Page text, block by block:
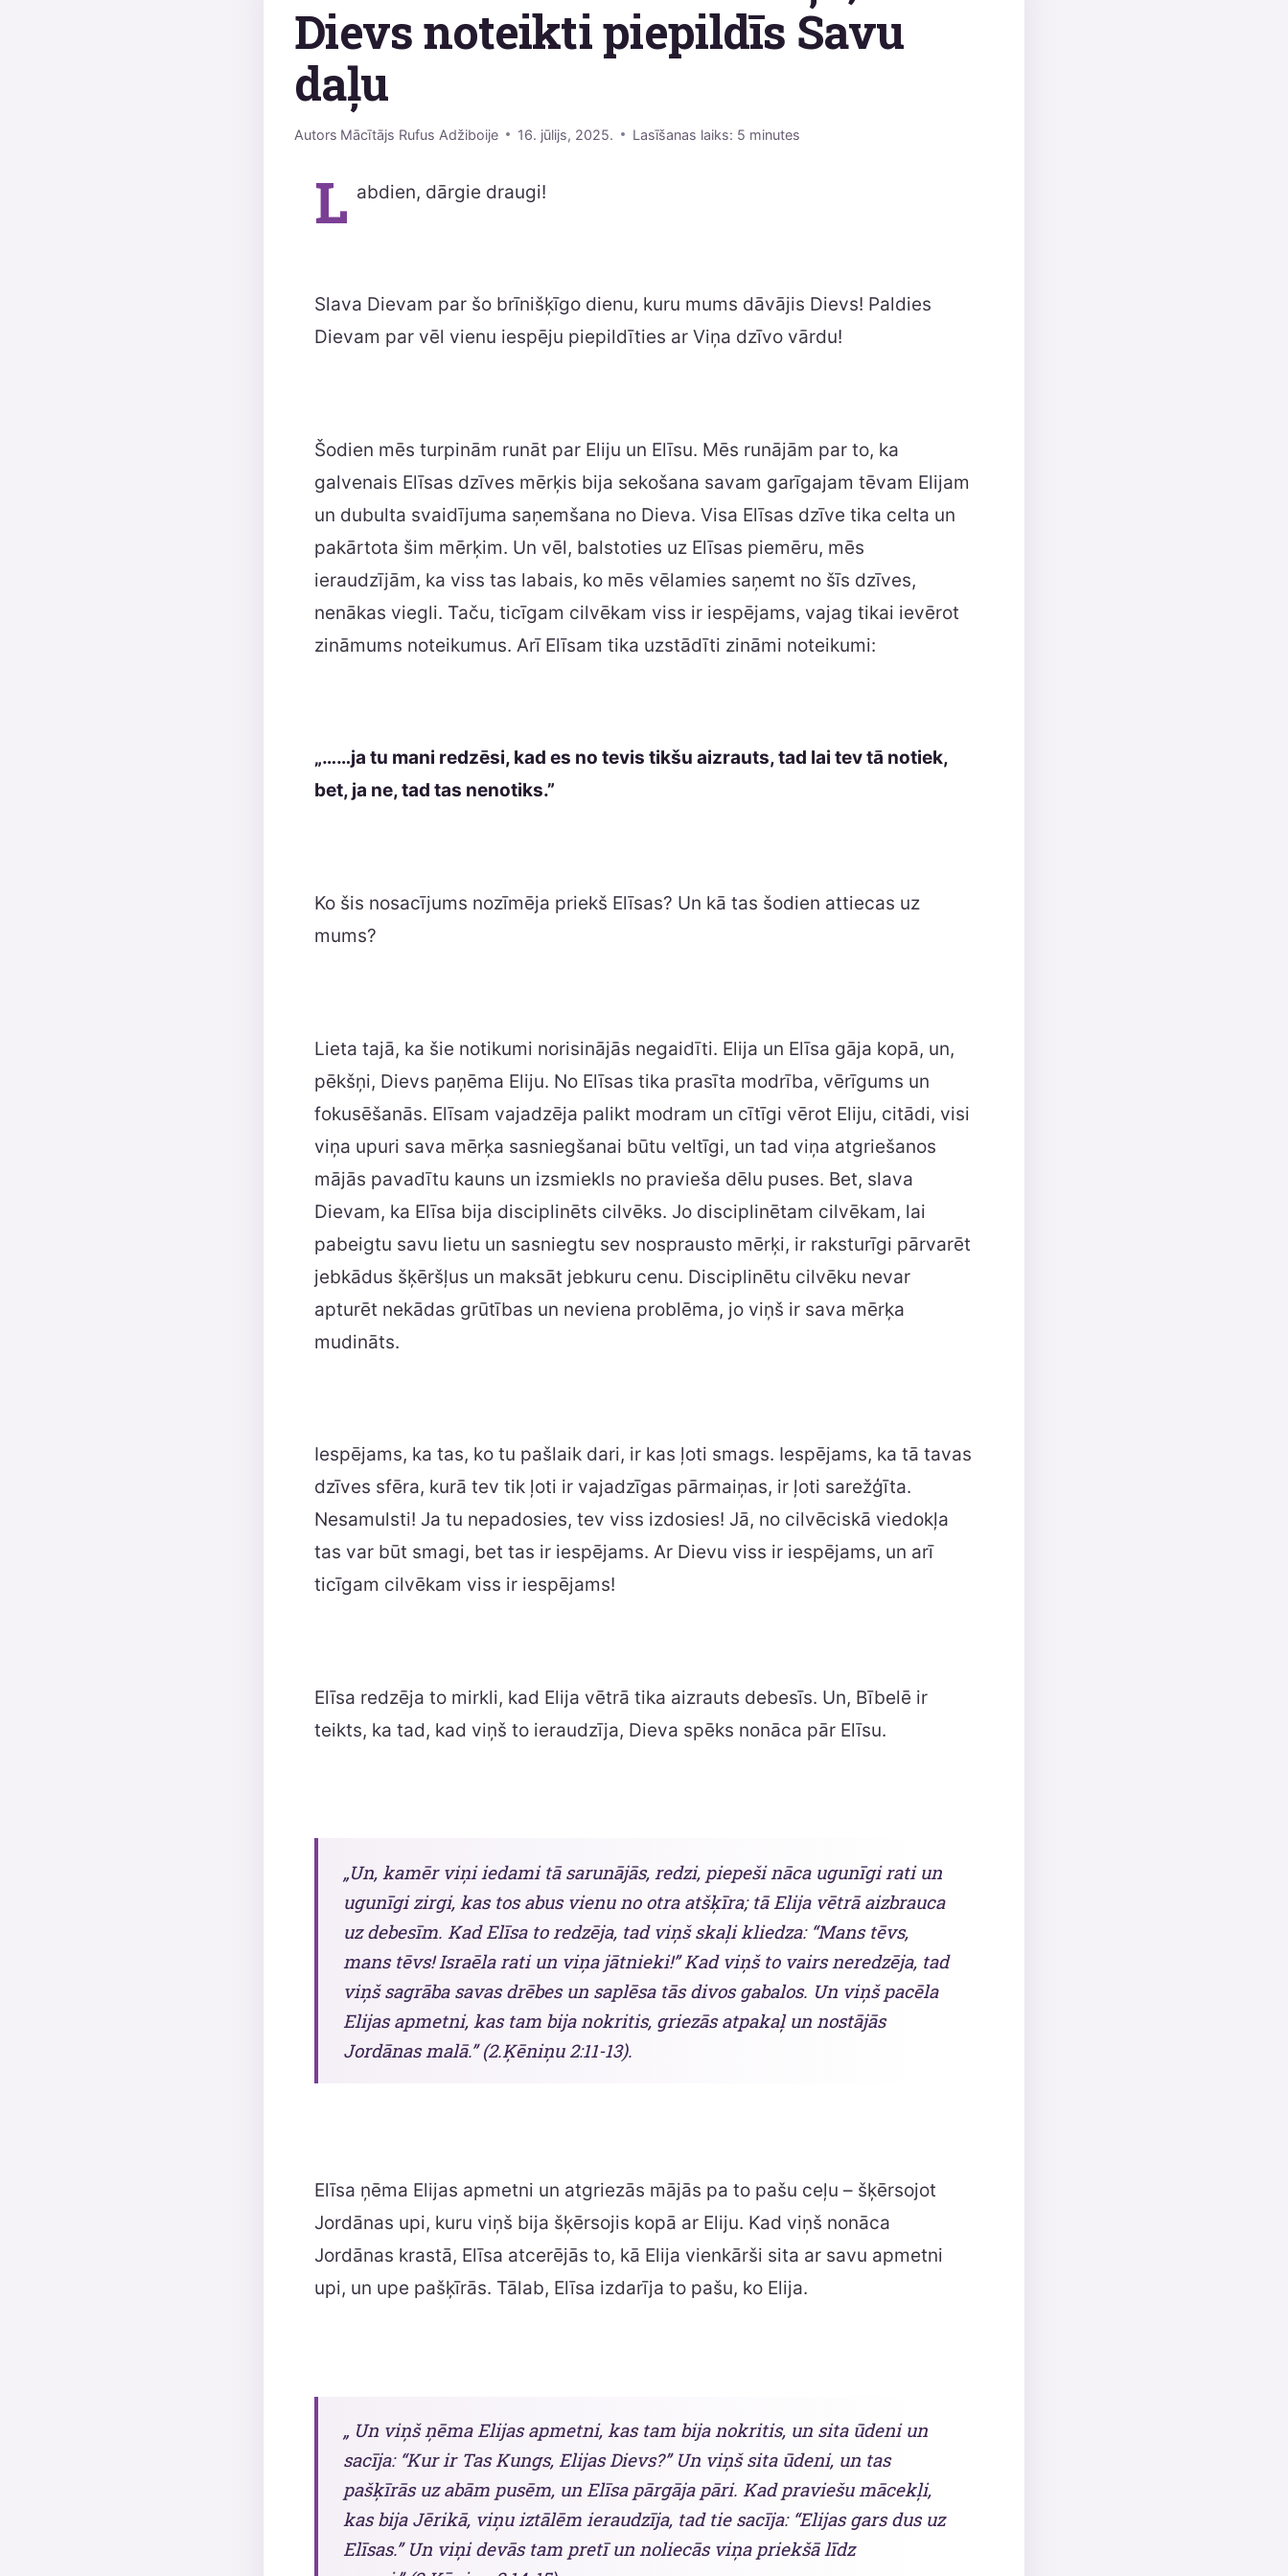
Dievs noteikti piepildīs Savu
daļu
Autors Mācītājs Rufus Adžiboije 16. jūlijs, 2025. Lasīšanas laiks: 5 minutes
L abdien, dārgie draugi!
Slava Dievam par šo brīnišķīgo dienu, kuru mums dāvājis Dievs! Paldies
Dievam par vēl vienu iespēju piepildīties ar Viņa dzīvo vārdu!
Šodien mēs turpinām runāt par Eliju un Elīsu. Mēs runājām par to, ka
galvenais Elīsas dzīves mērķis bija sekošana savam garīgajam tēvam Elijam
un dubulta svaidījuma saņemšana no Dieva. Visa Elīsas dzīve tika celta un
pakārtota šim mērķim. Un vēl, balstoties uz Elīsas piemēru, mēs
ieraudzījām, ka viss tas labais, ko mēs vēlamies saņemt no šīs dzīves,
nenākas viegli. Taču, ticīgam cilvēkam viss ir iespējams, vajag tikai ievērot
zināmums noteikumus. Arī Elīsam tika uzstādīti zināmi noteikumi:
„……ja tu mani redzēsi, kad es no tevis tikšu aizrauts, tad lai tev tā notiek,
bet, ja ne, tad tas nenotiks.”
Ko šis nosacījums nozīmēja priekš Elīsas? Un kā tas šodien attiecas uz
mums?
Lieta tajā, ka šie notikumi norisinājās negaidīti. Elija un Elīsa gāja kopā, un,
pēkšņi, Dievs paņēma Eliju. No Elīsas tika prasīta modrība, vērīgums un
fokusēšanās. Elīsam vajadzēja palikt modram un cītīgi vērot Eliju, citādi, visi
viņa upuri sava mērķa sasniegšanai būtu veltīgi, un tad viņa atgriešanos
mājās pavadītu kauns un izsmiekls no pravieša dēlu puses. Bet, slava
Dievam, ka Elīsa bija disciplinēts cilvēks. Jo disciplinētam cilvēkam, lai
pabeigtu savu lietu un sasniegtu sev nosprausto mērķi, ir raksturīgi pārvarēt
jebkādus šķēršļus un maksāt jebkuru cenu. Disciplinētu cilvēku nevar
apturēt nekādas grūtības un neviena problēma, jo viņš ir sava mērķa
mudināts.
Iespējams, ka tas, ko tu pašlaik dari, ir kas ļoti smags. Iespējams, ka tā tavas
dzīves sfēra, kurā tev tik ļoti ir vajadzīgas pārmaiņas, ir ļoti sarežģīta.
Nesamulsti! Ja tu nepadosies, tev viss izdosies! Jā, no cilvēciskā viedokļa
tas var būt smagi, bet tas ir iespējams. Ar Dievu viss ir iespējams, un arī
ticīgam cilvēkam viss ir iespējams!
Elīsa redzēja to mirkli, kad Elija vētrā tika aizrauts debesīs. Un, Bībelē ir
teikts, ka tad, kad viņš to ieraudzīja, Dieva spēks nonāca pār Elīsu.
„Un, kamēr viņi iedami tā sarunājās, redzi, piepeši nāca ugunīgi rati un
ugunīgi zirgi, kas tos abus vienu no otra atšķīra; tā Elija vētrā aizbrauca
uz debesīm. Kad Elīsa to redzēja, tad viņš skaļi kliedza: “Mans tēvs,
mans tēvs! Israēla rati un viņa jātnieki!” Kad viņš to vairs neredzēja, tad
viņš sagrāba savas drēbes un saplēsa tās divos gabalos. Un viņš pacēla
Elijas apmetni, kas tam bija nokritis, griezās atpakaļ un nostājās
Jordānas malā.” (2.Ķēniņu 2:11-13).
Elīsa ņēma Elijas apmetni un atgriezās mājās pa to pašu ceļu – šķērsojot
Jordānas upi, kuru viņš bija šķērsojis kopā ar Eliju. Kad viņš nonāca
Jordānas krastā, Elīsa atcerējās to, kā Elija vienkārši sita ar savu apmetni
upi, un upe pašķīrās. Tālab, Elīsa izdarīja to pašu, ko Elija.
„ Un viņš ņēma Elijas apmetni, kas tam bija nokritis, un sita ūdeni un
sacīja: “Kur ir Tas Kungs, Elijas Dievs?” Un viņš sita ūdeni, un tas
pašķīrās uz abām pusēm, un Elīsa pārgāja pāri. Kad praviešu mācekļi,
kas bija Jērikā, viņu iztālēm ieraudzīja, tad tie sacīja: “Elijas gars dus uz
Elīsas.” Un viņi devās tam pretī un noliecās viņa priekšā līdz